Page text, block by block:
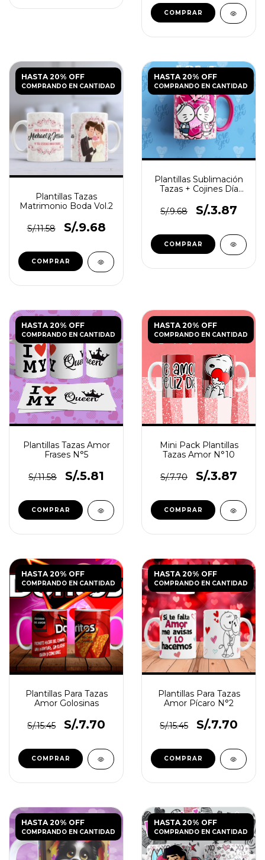
HASTA 20% OFF
COMPRANDO EN CANTIDAD
Plantillas Tazas
Matrimonio Boda Vol.2
S/.11.58 S/.9.68
HASTA 20% OFF
COMPRANDO EN CANTIDAD
Plantillas Sublimación
Tazas + Cojines Día
S/.9.68
S/.3.87
HASTA 20% OFF
COMPRANDO EN CANTIDAD
Plantillas Tazas Amor
Frases N°5
S/.11.58 S/.5.81
HASTA 20% OFF
COMPRANDO EN CANTIDAD
Mini Pack Plantillas
Tazas Amor N°10
S/.7.70 S/.3.87
HASTA 20% OFF
COMPRANDO EN CANTIDAD
Plantillas Para Tazas
Amor Golosinas
S/.15.45 S/.7.70
HASTA 20% OFF
COMPRANDO EN CANTIDAD
Plantillas Para Tazas
Amor Pícaro N°2
S/.15.45 S/.7.70
HASTA 20% OFF
COMPRANDO EN CANTIDAD
HASTA 20% OFF
COMPRANDO EN CANTIDAD